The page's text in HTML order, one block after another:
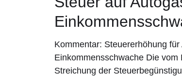
Kommentar: Steuererhöhung
Einkommensschwache Die
Streichung der